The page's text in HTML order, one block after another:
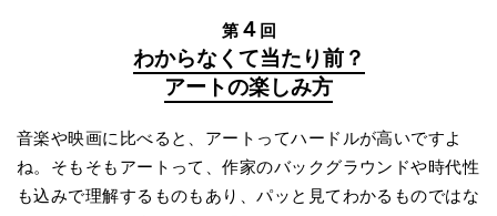
第４ 回
わからなくて当たり前？
アートの楽しみ方
音楽や映画に比べると、アートってハードルが高いですよ
ね。そもそもアートって、作家のバックグラウンドや時代性
も込みで理解するものもあり、パッと見てわかるものではな